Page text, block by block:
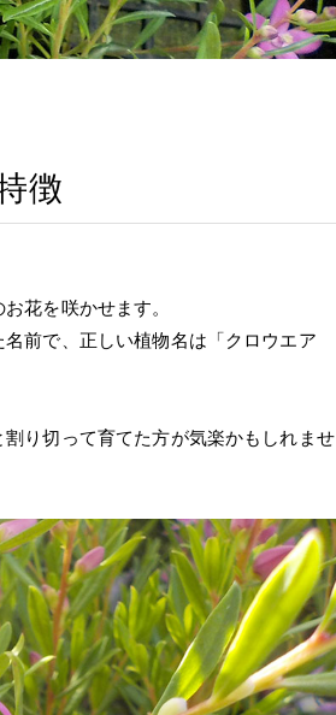
徴
花を咲かせます。
前で、正しい植物名は「クロウエア
り切って育てた方が気楽かもしれませ